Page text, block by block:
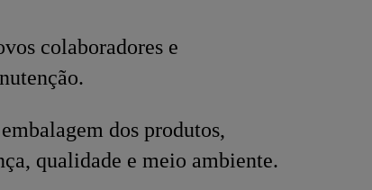
colaboradores e
dos produtos,
qualidade e meio ambiente.